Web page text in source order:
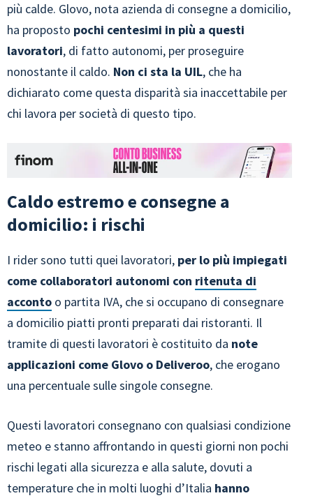
più calde. Glovo, nota azienda di consegne a domicilio,
ha proposto pochi centesimi in più a questi
lavoratori, di fatto autonomi, per proseguire
nonostante il caldo. Non ci sta la UIL, che ha
dichiarato come questa disparità sia inaccettabile per
chi lavora per società di questo tipo.
Caldo estremo e consegne a
domicilio: i rischi
I rider sono tutti quei lavoratori, per lo più impiegati
come collaboratori autonomi con ritenuta di
acconto o partita IVA, che si occupano di consegnare
a domicilio piatti pronti preparati dai ristoranti. Il
tramite di questi lavoratori è costituito da note
applicazioni come Glovo o Deliveroo, che erogano
una percentuale sulle singole consegne.
Questi lavoratori consegnano con qualsiasi condizione
meteo e stanno affrontando in questi giorni non pochi
rischi legati alla sicurezza e alla salute, dovuti a
temperature che in molti luoghi d’Italia hanno